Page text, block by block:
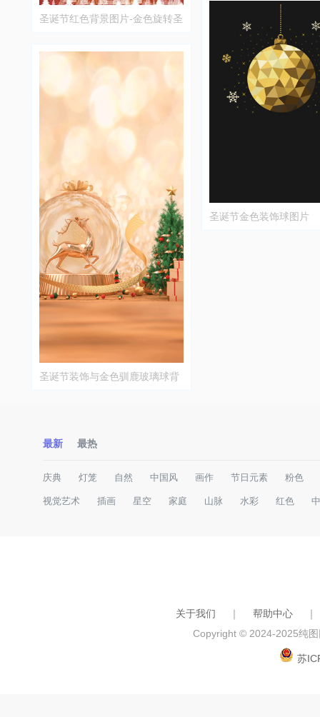
圣诞节红色背景图片-金色旋转圣
圣诞节装饰与金色驯鹿玻璃球背
圣诞节金色装饰球图片
最新 最热
庆典 灯笼 自然 中国风 画作 节日元素 粉色
视觉艺术 插画 星空 家庭 山脉 水彩 红色
关于我们 ｜ 帮助中心
｜
Copyright © 2024-2025纯
苏